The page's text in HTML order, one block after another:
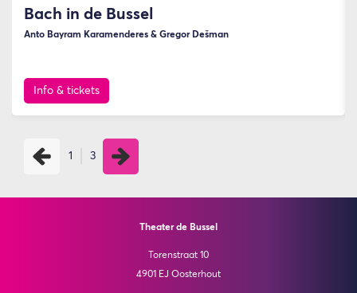
Bach in de Bussel
Anto Bayram Karamenderes & Gregor Dešman
Info & tickets
1 3
Theater de Bussel
Torenstraat 10
4901 EJ Oosterhout